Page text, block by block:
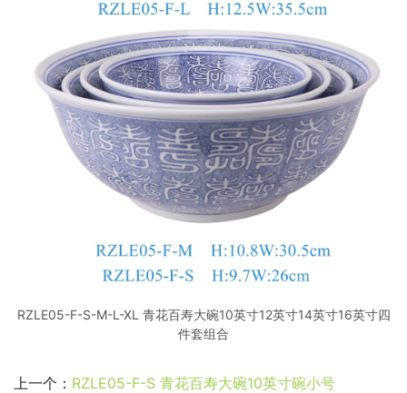
RZLE05-F-S-M-L-XL 青花百寿大碗10英寸12英寸14英寸16英寸四
件套组合
上一个： RZLE05-F-S 青花百寿大碗10英寸碗小号